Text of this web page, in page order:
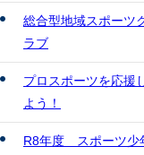
総合型地域スポーツ
ラブ
プロスポーツを応援
よう！
R8年度 スポーツ少